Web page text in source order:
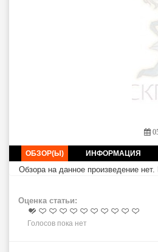
ОБЗОР(Ы) (АКТИВНАЯ ВКЛАДКА)
ИНФОРМАЦИЯ
Обзора на данное произведение
Оценка статьи:
Голосов пока нет